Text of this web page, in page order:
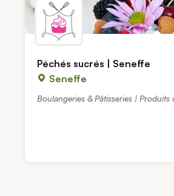
Péchés sucrés | Seneffe
Seneffe
Boulangeries & Pâtisseries |